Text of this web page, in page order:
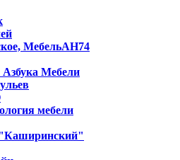
МебельАН74
Мебели
мебели